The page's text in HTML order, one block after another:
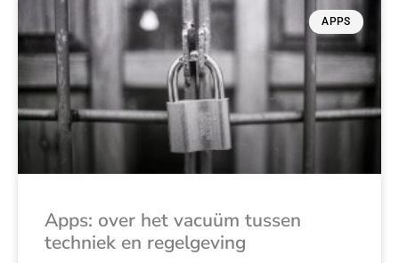
APPS
Apps: over het vacuüm tussen
techniek en regelgeving